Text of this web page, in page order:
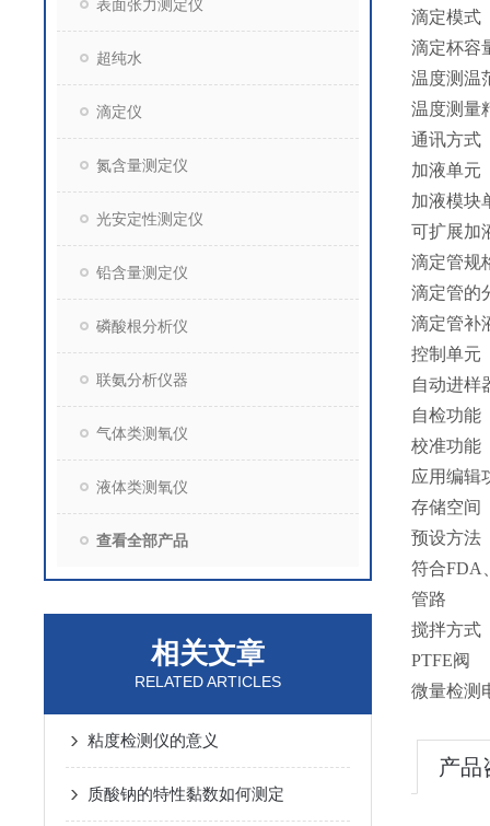
表面张力测定仪
超纯水
滴定仪
氮含量测定仪
光安定性测定仪
铅含量测定仪
磷酸根分析仪
联氨分析仪器
气体类测氧仪
液体类测氧仪
查看全部产品
相关文章
RELATED ARTICLES
粘度检测仪的意义
质酸钠的特性黏数如何测定
滴定模式
滴定杯容
温度测温
温度测量
通讯方式
加液单元
加液模块
可扩展加
滴定管规
滴定管的
滴定管补
控制单元
自动进样
自检功能
校准功能
应用编辑
存储空间
预设方法
符合FDA
管路
搅拌方式
PTFE阀
微量检测
产品